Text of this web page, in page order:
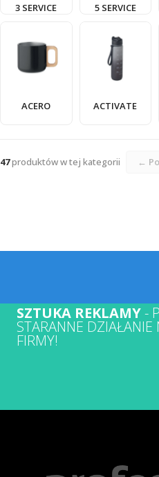
3 SERVICE 5 SERVICE
ACERO ACTIVATE
47produktów w tej kategorii ←
SZTUKA REKLAMY-
STARANNE DZIAŁANIE
FIRMY!